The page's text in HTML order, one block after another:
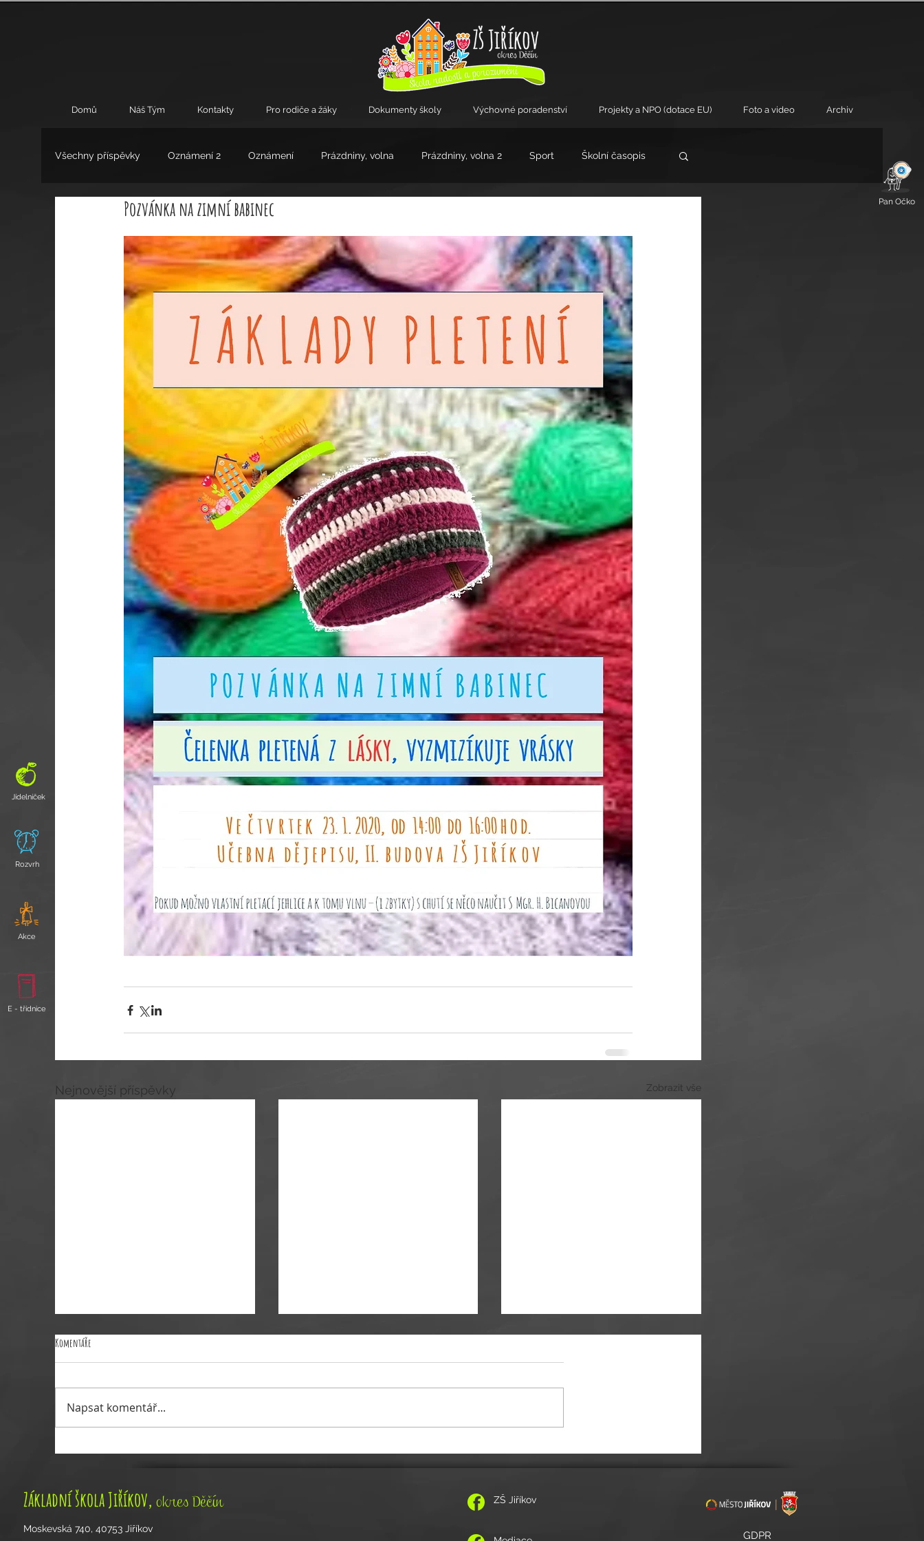
Pan Očko
Domů Náš Tým Kontakty Pro rodiče a žáky Dokumenty školy Výchovné poradenství Projekty a NPO (dotace EU) Foto a video Archiv
Jídelníček
Rozvrh
Akce
E - třídnice
Všechny příspěvky Oznámení 2 Oznámení Prázdniny, volna Prázdniny, volna 2 Sport Školní časopis
Výchovné poradenství Zájmové kroužky
Pozvánka na zimní babinec
Nejnovější příspěvky Zobrazit vše
Pozvánka na Vánoční akademii žáků 18. a 19.
Pozvánka na adventní koncert 29. listopadu
Komentáře
Napsat komentář...
ZŠ Jiříkov
GDPR
Základní škola Jiříkov,okres Děčín
Moskevská 740, 40753 Jiříkov